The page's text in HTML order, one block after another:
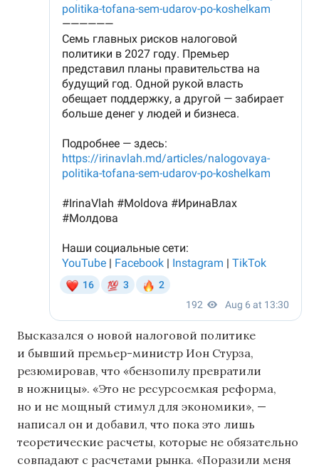
Высказался о новой налоговой политике
и бывший премьер-министр Ион Стурза,
резюмировав, что «бензопилу превратили
в ножницы». «Это не ресурсоемкая реформа,
но и не мощный стимул для экономики», —
написал он и добавил, что пока это лишь
теоретические расчеты, которые не обязательно
совпадают с расчетами рынка. «Поразили меня